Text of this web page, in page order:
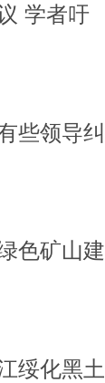
学者吁
些领导纠
色矿山建
绥化黑土